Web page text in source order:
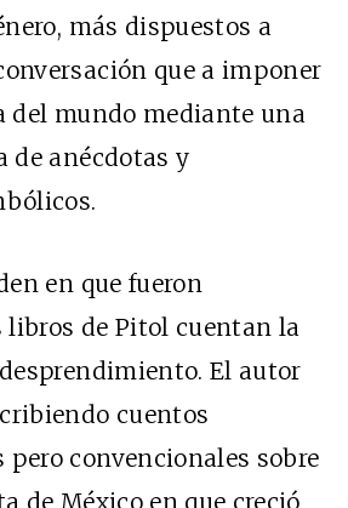
más dispuestos a
que a imponer
del mundo mediante una
de anécdotas y
en que fueron
libros de Pitol cuentan la
El autor
cuentos
convencionales sobre